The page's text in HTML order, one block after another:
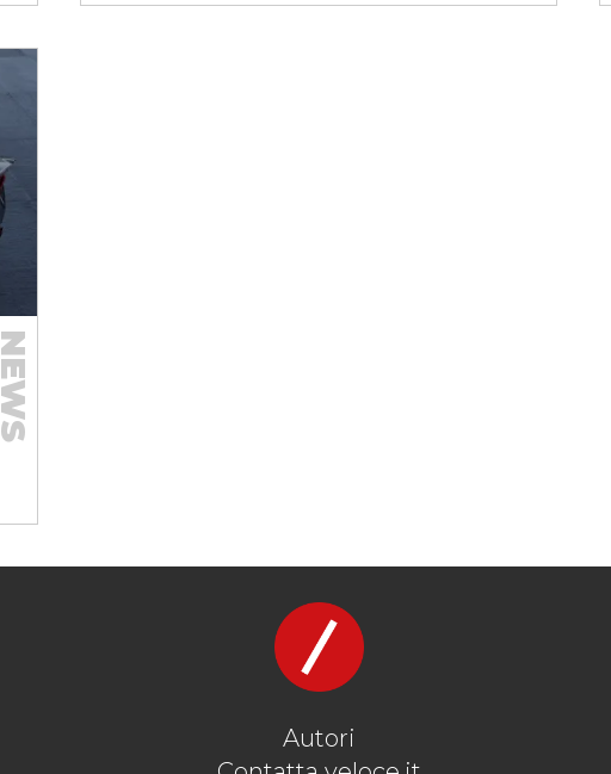
#LEGO SPEED CHAMPIONS
#NISMO
NEWS
Autori